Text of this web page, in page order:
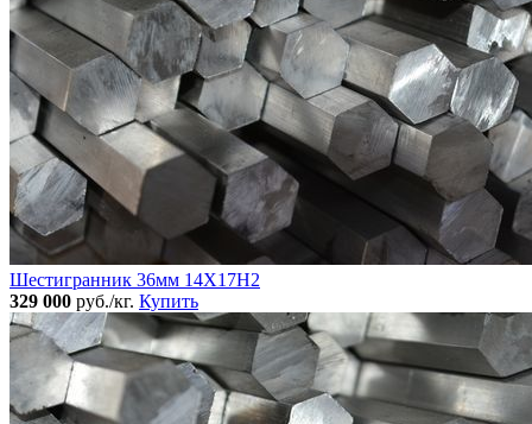
Шестигранник 36мм 14Х17Н2
329 000 руб./кг. Купить